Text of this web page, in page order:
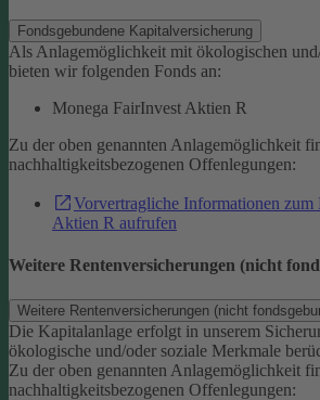
Fondsgebundene Kapitalversicherung
Als Anlagemöglichkeit mit ökologischen
bieten wir folgenden Fonds an:
Monega FairInvest Aktien R
Zu der oben genannten Anlagemöglichkeit
nachhaltigkeitsbezogenen Offenlegungen:
Vorvertragliche Informationen zum
Aktien R aufrufen
Weitere Rentenversicherungen (nicht
Weitere Rentenversicherungen (nicht
Die Kapitalanlage erfolgt in unserem
ökologische und/oder soziale Merkmale
Zu der oben genannten Anlagemöglichkeit
nachhaltigkeitsbezogenen Offenlegungen: